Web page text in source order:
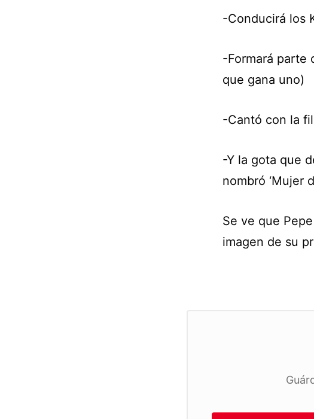
-Conducirá los
-Formará parte
que gana uno)
-Cantó con la
-Y la gota que
nombró ‘Mujer
Se ve que
imagen de su